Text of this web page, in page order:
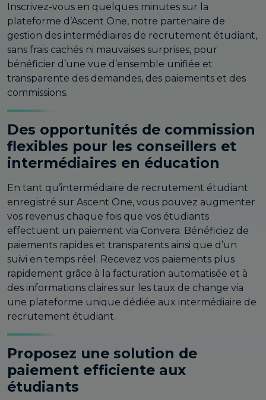
Inscrivez-vous en quelques minutes sur la
plateforme d’Ascent One, notre partenaire de
gestion des intermédiaires de recrutement étudiant,
sans frais cachés ni mauvaises surprises, pour
bénéficier d’une vue d’ensemble unifiée et
transparente des demandes, des paiements et des
commissions.
Des opportunités de commission
flexibles pour les conseillers et
intermédiaires en éducation
En tant qu’intermédiaire de recrutement étudiant
enregistré sur Ascent One, vous pouvez augmenter
vos revenus chaque fois que vos étudiants
effectuent un paiement via Convera. Bénéficiez de
paiements rapides et transparents ainsi que d’un
suivi en temps réel. Recevez vos paiements plus
rapidement grâce à la facturation automatisée et à
des informations claires sur les taux de change via
une plateforme unique dédiée aux intermédiaire de
recrutement étudiant.
Proposez une solution de
paiement efficiente aux
étudiants